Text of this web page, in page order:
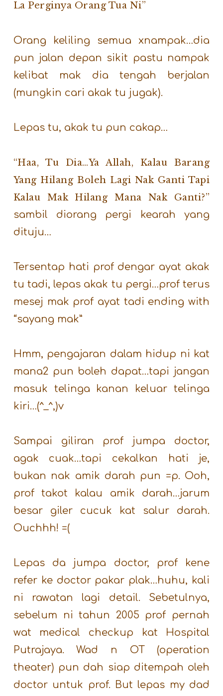
La Perginya Orang Tua Ni”
Orang keliling semua xnampak…dia
pun jalan depan sikit pastu nampak
kelibat mak dia tengah berjalan
(mungkin cari akak tu jugak).
Lepas tu, akak tu pun cakap…
“Haa, Tu Dia…ya Allah, Kalau Barang
Yang Hilang Boleh Lagi Nak Ganti Tapi
Kalau Mak Hilang Mana Nak Ganti?”
sambil diorang pergi kearah yang
dituju…
Tersentap hati prof dengar ayat akak
tu tadi, lepas akak tu pergi…prof terus
mesej mak prof ayat tadi ending with
“sayang mak”
Hmm, pengajaran dalam hidup ni kat
mana2 pun boleh dapat…tapi jangan
masuk telinga kanan keluar telinga
kiri…(^_^,)v
Sampai giliran prof jumpa doctor,
agak cuak…tapi cekalkan hati je,
bukan nak amik darah pun =p. Ooh,
prof takot kalau amik darah…jarum
besar giler cucuk kat salur darah.
Ouchhh! =(
Lepas da jumpa doctor, prof kene
refer ke doctor pakar plak…huhu, kali
ni rawatan lagi detail. Sebetulnya,
sebelum ni tahun 2005 prof pernah
wat medical checkup kat Hospital
Putrajaya. Wad n OT (operation
theater) pun dah siap ditempah oleh
doctor untuk prof. But lepas my dad